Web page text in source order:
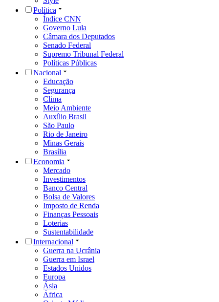
Investimentos
Banco Central
Bolsa de Valores
Imposto de Renda
Finanças Pessoais
Loterias
Sustentabilidade
Internacional
Guerra na Ucrânia
Guerra em Israel
Estados Unidos
Europa
Ásia
África
Oriente Médio
Rússia
China
Pop
BBB
Carnaval
Celebridades
Cinema
Música
Realities
Streaming
TV
Esportes
Agenda de Jogos
Tabela Brasileirão Série A
Tabela Brasileirão Série B
Tabela Eliminatórias 2026
Copa Libertadores da América
Olimpíadas
Basquete